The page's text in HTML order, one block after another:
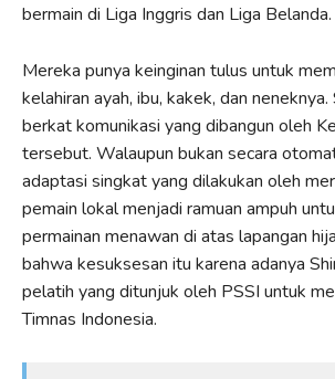
bermain di Liga Inggris dan Liga Belanda.
Mereka punya keinginan tulus untuk
kelahiran ayah, ibu, kakek, dan
berkat komunikasi yang dibangun oleh
tersebut. Walaupun bukan secara
adaptasi singkat yang dilakukan oleh
pemain lokal menjadi ramuan ampuh
permainan menawan di atas lapangan
bahwa kesuksesan itu karena adanya
pelatih yang ditunjuk oleh PSSI untuk
Timnas Indonesia.